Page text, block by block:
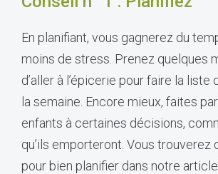
En planifiant, vous gagnerez du
moins de stress. Prenez quelques
d’aller à l’épicerie pour faire la liste
la semaine. Encore mieux, faites
enfants à certaines décisions,
qu’ils emporteront. Vous trouverez
pour bien planifier dans notre article